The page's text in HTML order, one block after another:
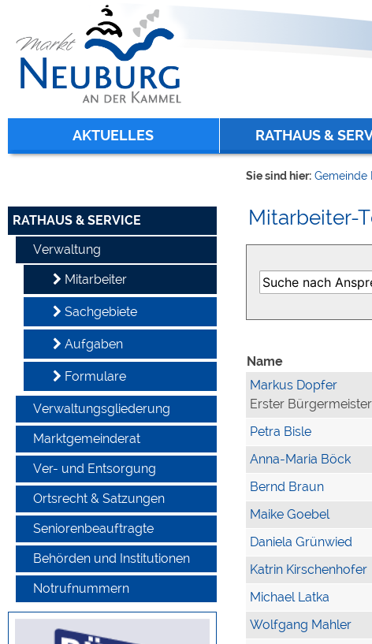
zur Navigation oder zur Startseitespringen.
AKTUELLES RATHAUS &
RATHAUS & SERVICE
Verwaltung
Mitarbeiter
Sachgebiete
Aufgaben
Formulare
Verwaltungsgliederung
Marktgemeinderat
Ver- und Entsorgung
Ortsrecht & Satzungen
Seniorenbeauftragte
Behörden und Institutionen
Notrufnummern
Sie sind hier: Gemeinde
Mitarbeiter-
Name
Markus Dopfer
Erster Bürgermeister
Petra Bisle
Anna-Maria Böck
Bernd Braun
Maike Goebel
Daniela Grünwied
Katrin Kirschenhofer
Michael Latka
Wolfgang Mahler